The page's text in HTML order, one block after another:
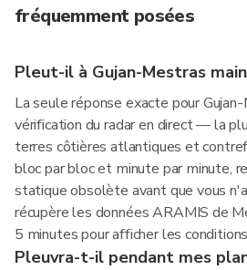
fréquemment posées
Pleut-il à Gujan-Mestras
La seule réponse exacte pour
vérification du radar en direct — la
terres côtières atlantiques et
bloc par bloc et minute par minute,
statique obsolète avant que vous
récupère les données ARAMIS de
5 minutes pour afficher les
Pleuvra-t-il pendant mes